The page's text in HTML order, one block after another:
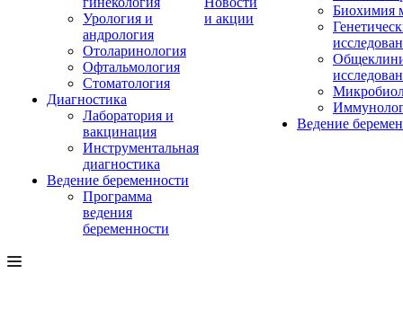
Урология и
андрология
Отоларинология
Офтальмология
Стоматология
Диагностика
Лаборатория и
вакцинация
Инструментальная
диагностика
Ведение беременности
Программа
ведения
беременности
и акции
Биохимия
Ведение